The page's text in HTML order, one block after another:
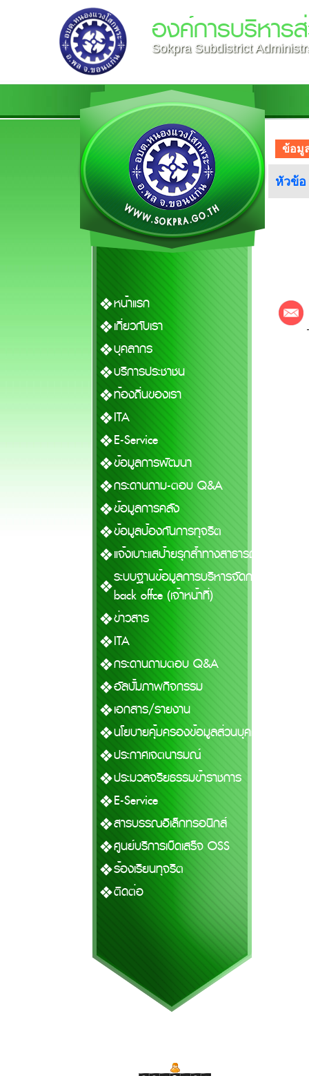
องค์การบริหาร
Sokpra Subdistrict
หน้าแรก
เกี่ยวกับเรา
บุคลากร
บริการประชาชน
ท้องถิ่นของเรา
ITA
E-Service
ข้อมูลการพัฒนา
กระดานถาม-ตอบ Q&A
ข้อมูลการคลัง
ข้อมูลป้องกันการทุจริต
แจ้งเบาะแสป้ายรุกล้ำทางสาธารณะ
ระบบฐานข้อมูลการบริหารจัดการ
back offfice (เจ้าหน้าที่)
ข่าวสาร
ITA
กระดานถามตอบ Q&A
อัลบั้มภาพกิจกรรม
เอกสาร/รายงาน
นโยบายคุ้มครองข้อมูลส่วนบุคคล
ประกาศเจตนารมณ์
ประมวลจริยธรรมข้าราชการ
E-Service
สารบรรณอิเล็กทรอนิกส์
ศูนย์บริการเบ็ดเสร็จ OSS
ร้องเรียนทุจริต
ติดต่อ
ข้อมู
หัวข้อ